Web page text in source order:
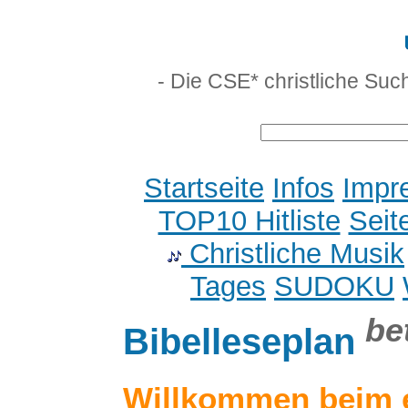
- Die CSE* christliche
Startseite Infos
TOP10 Hitliste
Christliche Musik
Tages SUDOKU
Bibelleseplan
Willkommen beim